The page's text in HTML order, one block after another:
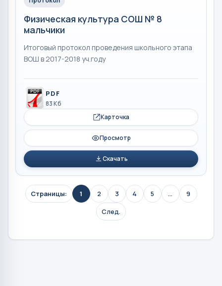
Физическая культура СОШ № 8
мальчики
Итоговый протокол проведения школьного этапа
ВОШ в 2017-2018 уч.году
PDF
83 Кб
Карточка
Просмотр
Скачать
Страницы: 1 2 3 4 5 ...
9
След.